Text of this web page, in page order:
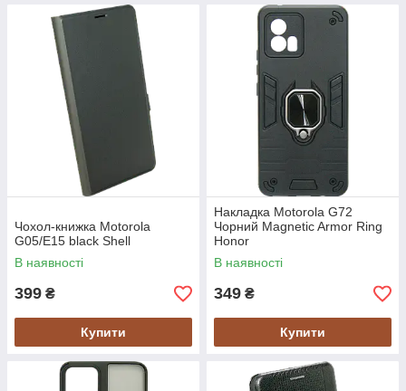
Чохол-книжка Motorola
G05/E15 black Shell
В наявності
399 ₴
Купити
Накладка Motorola G72
Чорний Magnetic Armor Ring
Honor
В наявності
349 ₴
Купити